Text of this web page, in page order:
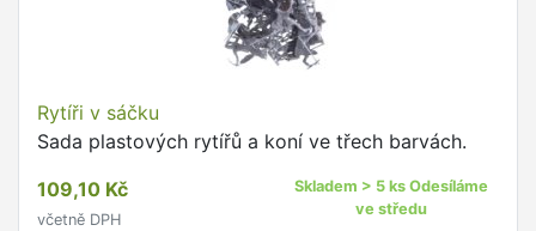
Rytíři v sáčku
Sada plastových rytířů a koní ve třech barvách.
109,10 Kč
včetně DPH
Skladem > 5 ks Odesíláme
ve středu